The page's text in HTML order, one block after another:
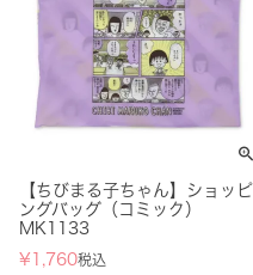
【ちびまる子ちゃん】ショッピ
ングバッグ（コミック）
MK1133
¥ 1,760税込